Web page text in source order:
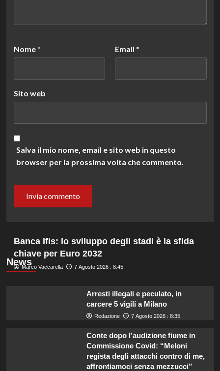
Nome * Email *
Sito web
Salva il mio nome, email e sito web in questo
browser per la prossima volta che commento.
News
Banca Ifis: lo sviluppo degli stadi è la sfida
chiave per Euro 2032
Marco Vaccarella 7 Agosto 2026 : 8:45
Arresti illegali e peculato, in
carcere 5 vigili a Milano
Redazione 7 Agosto 2026 : 8:35
Conte dopo l’audizione fiume in
Commissione Covid: “Meloni
regista degli attacchi contro di me,
affrontiamoci senza mezzucci”